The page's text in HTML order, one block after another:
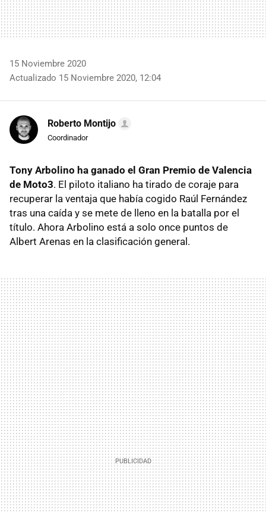
15 Noviembre 2020
Actualizado 15 Noviembre 2020, 12:04
Roberto Montijo
Coordinador
Tony Arbolino ha ganado el Gran Premio de Valencia
de Moto3. El piloto italiano ha tirado de coraje para
recuperar la ventaja que había cogido Raúl Fernández
tras una caída y se mete de lleno en la batalla por el
título. Ahora Arbolino está a solo once puntos de
Albert Arenas en la clasificación general.